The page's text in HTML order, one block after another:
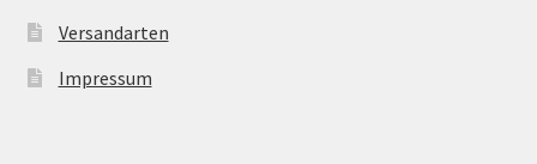
Versandarten
Impressum